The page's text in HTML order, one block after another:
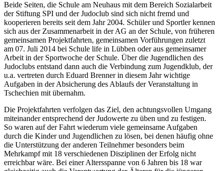
Beide Seiten, die Schule am Neuhaus mit dem Bereich Sozialarbeit
der Stiftung SPI und der Judoclub sind sich nicht fremd und
kooperieren bereits seit dem Jahr 2004. Schüler und Sportler kennen
sich aus der Zusammenarbeit in der AG an der Schule, von früheren
gemeinsamen Projektfahrten, gemeinsamen Vorführungen zuletzt
am 07. Juli 2014 bei Schule life in Lübben oder aus gemeinsamer
Arbeit in der Sportwoche der Schule. Über die Jugendlichen des
Judoclubs entstand dann auch die Verbindung zum Jugendklub, der
u.a. vertreten durch Eduard Brenner in diesem Jahr wichtige
Aufgaben in der Absicherung des Ablaufs der Veranstaltung in
Tschechien mit übernahm.
Die Projektfahrten verfolgen das Ziel, den achtungsvollen Umgang
miteinander entsprechend der Judowerte zu üben und zu festigen.
So waren auf der Fahrt wiederum viele gemeinsame Aufgaben
durch die Kinder und Jugendlichen zu lösen, bei denen häufig ohne
die Unterstützung der anderen Teilnehmer besonders beim
Mehrkampf mit 18 verschiedenen Disziplinen der Erfolg nicht
erreichbar wäre. Bei einer Altersspanne von 6 Jahren bis 18 war